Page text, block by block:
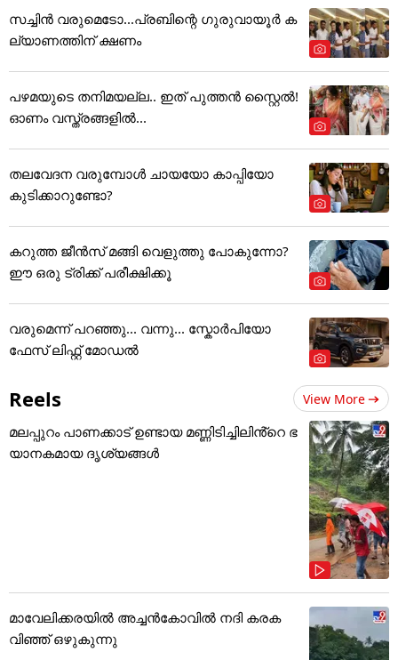
സച്ചിന്‍ വരുമെടോ...പ്രബിന്റെ ഗുരുവായൂര്‍ ക
ല്യാണത്തിന് ക്ഷണം
പഴമയുടെ തനിമയല്ല.. ഇത് പുത്തൻ സ്റ്റൈൽ!
ഓണം വസ്ത്രങ്ങളിൽ...
തലവേദന വരുമ്പോൾ ചായയോ കാപ്പിയോ
കുടിക്കാറുണ്ടോ?
കറുത്ത ജീൻസ് മങ്ങി വെളുത്തു പോകുന്നോ?
ഈ ഒരു ട്രിക്ക് പരീക്ഷിക്കൂ
വരുമെന്ന് പറഞ്ഞു... വന്നു... സ്കോർപിയോ
ഫേസ് ലിഫ്റ്റ് മോഡൽ
Reels View More
മലപ്പുറം പാണക്കാട് ഉണ്ടായ മണ്ണിടിച്ചിലിൻ്റെ ഭ
യാനകമായ ദൃശ്യങ്ങൾ
മാവേലിക്കരയിൽ അച്ചൻകോവിൽ നദി കരക
വിഞ്ഞ് ഒഴുകുന്നു